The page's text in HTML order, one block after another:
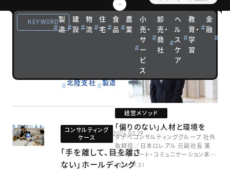
KEYWORD製
造
建
設
物
流
住
宅
食
品
農
業
小
売・
サ
ー
ビ
ス
卸
売・
商
社
ヘ
ル
ス
ケ
ア
教
育・
学
習
金
融
人が全て、だからこそ
「教育は理念から」
サクラパックス
経営者育成
北陸支社
製造
コンサルティング
ケース
2024.03.29
「手を離して、目を離さ
ない」ホールディング
編集部オススメ記事
経営メソッド
「偏りのない」人材と環境を
タナベコンサルティンググループ 社外
取締役／日本ロレアル 元副社長 兼
コーポレート・コミュニケーション本部
本部長／キャリアコンサルタント 井村
2026.07.31